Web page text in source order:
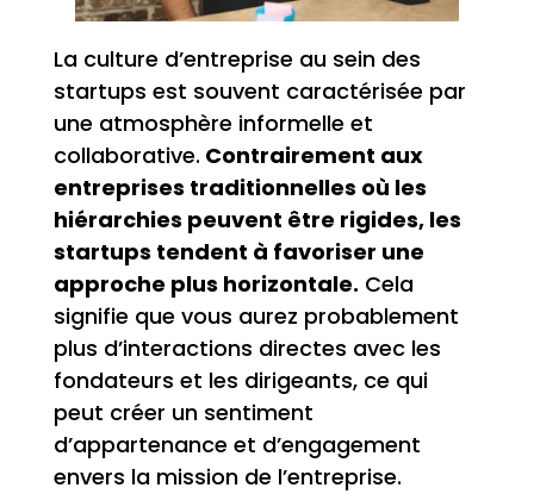
La culture d’entreprise au sein des
startups est souvent caractérisée par
une atmosphère informelle et
collaborative. Contrairement aux
entreprises traditionnelles où les
hiérarchies peuvent être rigides, les
startups tendent à favoriser une
approche plus horizontale. Cela
signifie que vous aurez probablement
plus d’interactions directes avec les
fondateurs et les dirigeants, ce qui
peut créer un sentiment
d’appartenance et d’engagement
envers la mission de l’entreprise.